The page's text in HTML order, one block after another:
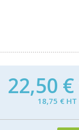
22,50 €
18,75 € HT